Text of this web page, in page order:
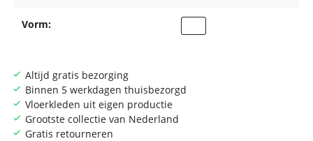
Altijd gratis bezorging
Binnen 5 werkdagen thuisbezorgd
Vloerkleden uit eigen productie
Grootste collectie van Nederland
Gratis retourneren
Vorm: